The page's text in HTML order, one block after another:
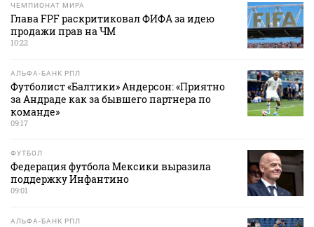
ЧЕМПИОНАТ МИРА
Глава FPF раскритиковал ФИФА за идею
продажи прав на ЧМ
10:22
АЛЬФА-БАНК РПЛ
Футболист «Балтики» Андерсон: «Приятно
за Андраде как за бывшего партнера по
команде»
09:17
ФУТБОЛ
Федерация футбола Мексики выразила
поддержку Инфантино
09:01
АЛЬФА-БАНК РПЛ